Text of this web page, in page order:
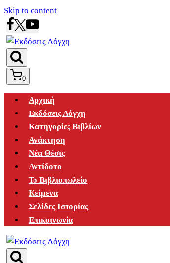
Skip to content
0
Αρχική
Εκδόσεις Λόγχη
Κατηγορίες Βιβλίων
Ανάκτηση
Νέα Θέσις
Αντίδοτο
Το Βιβλιοπωλείο
Κείμενα
Σελίδες Ιστορίας
Επικοινωνία